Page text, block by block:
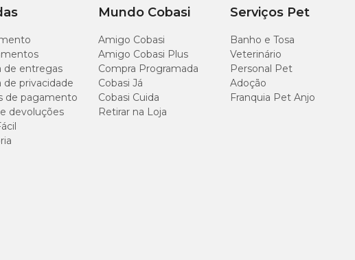
cães e gatos é um medicamento simples de usar. Basta administrar diretamente na
kg de peso corporal, devendo ser administrada uma vez ao dia por sete dias
realizada apenas ao meio, respeitando-se o sulco presente nos comprimidos.
de entregas
de privacidade
de pagamento
devoluções
Mundo Cobasi
Amigo Cobasi
Amigo Cobasi Plus
Compra Programada
Cobasi Já
Cobasi Cuida
Retirar na Loja
Serviços Pet
Banho e Tosa
Veterinário
Personal Pet
Adoção
Franquia Pet Anjo